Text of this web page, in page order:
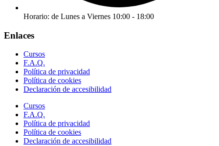
Horario: de Lunes a Viernes 10:00 - 18:00
Enlaces
Cursos
F.A.Q.
Política de privacidad
Política de cookies
Declaración de accesibilidad
Cursos
F.A.Q.
Política de privacidad
Política de cookies
Declaración de accesibilidad